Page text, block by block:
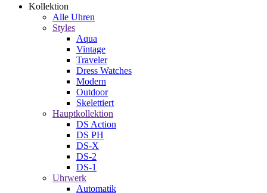
Kollektion
Alle Uhren
Styles
Aqua
Vintage
Traveler
Dress Watches
Modern
Outdoor
Skelettiert
Hauptkollektion
DS Action
DS PH
DS-X
DS-2
DS-1
Uhrwerk
Automatik